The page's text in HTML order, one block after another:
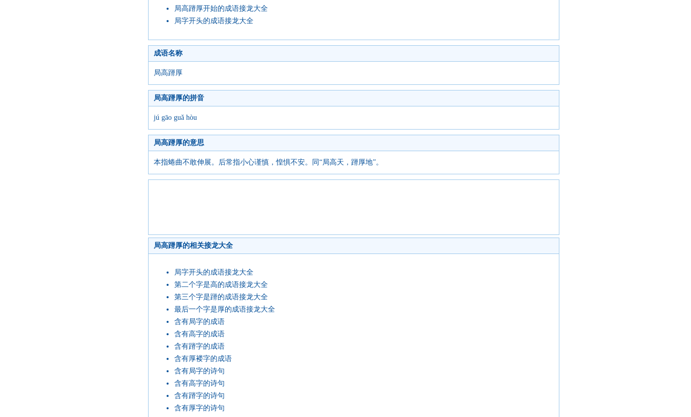
局高蹐厚开始的成语接龙大全
局字开头的成语接龙大全
成语名称
局高蹐厚
局高蹐厚的拼音
jú gāo guǎ hòu
局高蹐厚的意思
本指蜷曲不敢伸展。后常指小心谨慎，惶惧不安。同“局高天，蹐厚地”。
局高蹐厚的相关接龙大全
局字开头的成语接龙大全
第二个字是高的成语接龙大全
第三个字是蹐的成语接龙大全
最后一个字是厚的成语接龙大全
含有局字的成语
含有高字的成语
含有蹐字的成语
含有厚褛字的成语
含有局字的诗句
含有高字的诗句
含有蹐字的诗句
含有厚字的诗句